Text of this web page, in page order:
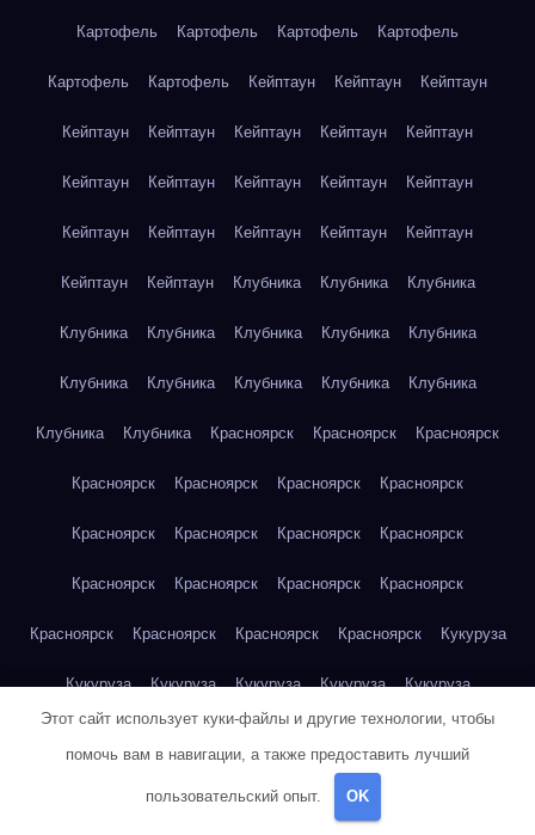
Картофель Картофель Картофель Картофель
Картофель Картофель Кейптаун Кейптаун Кейптаун
Кейптаун Кейптаун Кейптаун Кейптаун Кейптаун
Кейптаун Кейптаун Кейптаун Кейптаун Кейптаун
Кейптаун Кейптаун Кейптаун Кейптаун Кейптаун
Кейптаун Кейптаун Клубника Клубника Клубника
Клубника Клубника Клубника Клубника Клубника
Клубника Клубника Клубника Клубника Клубника
Клубника Клубника Красноярск Красноярск Красноярск
Красноярск Красноярск Красноярск Красноярск
Красноярск Красноярск Красноярск Красноярск
Красноярск Красноярск Красноярск Красноярск
Красноярск Красноярск Красноярск Красноярск Кукуруза
Кукуруза Кукуруза Кукуруза Кукуруза Кукуруза
Этот сайт использует куки-файлы и другие технологии, чтобы
помочь вам в навигации, а также предоставить лучший
пользовательский опыт. OK